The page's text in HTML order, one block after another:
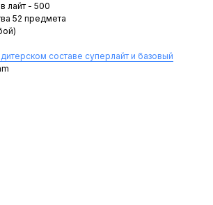
лайт - 500
52 предмета
составе суперлайт и базовый